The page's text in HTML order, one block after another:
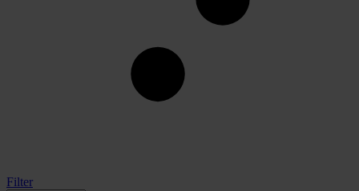
Filter